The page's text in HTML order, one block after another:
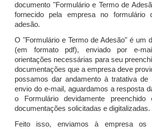
documento "Formulário e Termo de
fornecido pela empresa no formulário
adesão.
O "Formulário e Termo de Adesão" é um
(em formato pdf), enviado por e-
orientações necessárias para seu
documentações que a empresa deve
possamos dar andamento à tratativa de
envio do e-mail, aguardamos a resposta
o Formulário devidamente
documentações solicitadas e digitalizadas.
Feito isso, enviamos à empresa os